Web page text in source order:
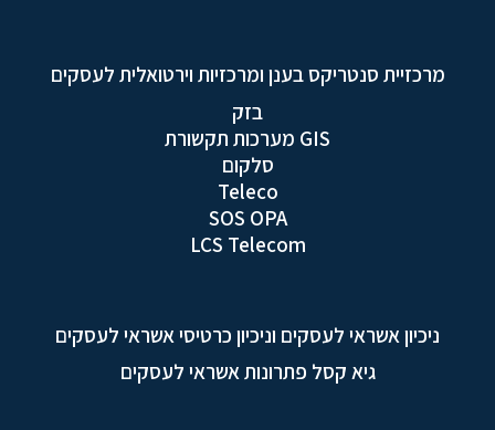
מרכזיית סנטריקס בענן ומרכזיות וירטואלית לעסקים
בזק
GIS מערכות תקשורת
סלקום
Teleco
SOS OPA
LCS Telecom
ניכיון אשראי לעסקים וניכיון כרטיסי אשראי לעסקים
גיא קסל פתרונות אשראי לעסקים